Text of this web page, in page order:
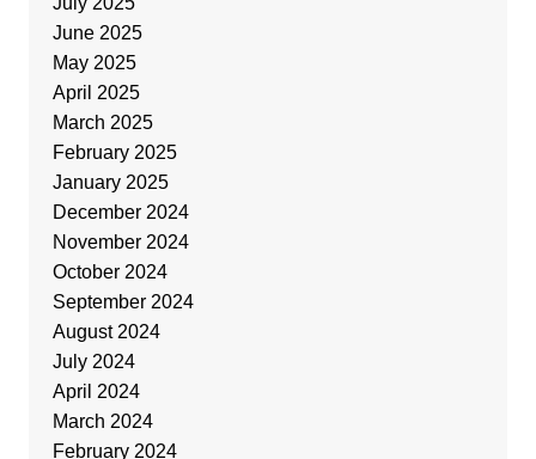
June 2025
May 2025
April 2025
March 2025
February 2025
January 2025
December 2024
November 2024
October 2024
September 2024
August 2024
July 2024
April 2024
March 2024
February 2024